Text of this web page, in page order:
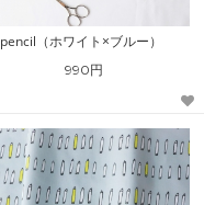
pencil（ホワイト×ブルー）
990円